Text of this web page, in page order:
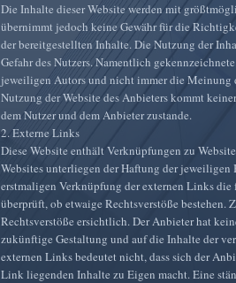
Die Inhalte dieser Website werden mit
übernimmt jedoch keine Gewähr für die
der bereitgestellten Inhalte. Die Nutzung der
Gefahr des Nutzers. Namentlich
jeweiligen Autors und nicht immer die Meinung
Nutzung der Website des Anbieters kommt
dem Nutzer und dem Anbieter zustande.
2. Externe Links
Diese Website enthält Verknüpfungen zu
Websites unterliegen der Haftung der jeweiligen
erstmaligen Verknüpfung der externen Links
überprüft, ob etwaige Rechtsverstöße bestehen.
Rechtsverstöße ersichtlich. Der Anbieter hat
zukünftige Gestaltung und auf die Inhalte der
externen Links bedeutet nicht, dass sich der
Link liegenden Inhalte zu Eigen macht. Eine